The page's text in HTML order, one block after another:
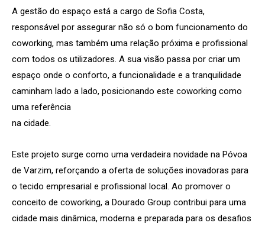
A gestão do espaço está a cargo de Sofia Costa,
responsável por assegurar não só o bom funcionamento do
coworking, mas também uma relação próxima e profissional
com todos os utilizadores. A sua visão passa por criar um
espaço onde o conforto, a funcionalidade e a tranquilidade
caminham lado a lado, posicionando este coworking como
uma referência
na cidade.
Este projeto surge como uma verdadeira novidade na Póvoa
de Varzim, reforçando a oferta de soluções inovadoras para
o tecido empresarial e profissional local. Ao promover o
conceito de coworking, a Dourado Group contribui para uma
cidade mais dinâmica, moderna e preparada para os desafios